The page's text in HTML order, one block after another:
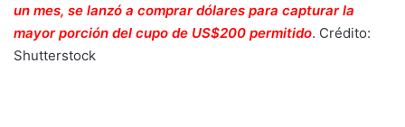
un mes, se lanzó a comprar dólares para capturar la
mayor porción del cupo de US$200 permitido. Crédito:
Shutterstock